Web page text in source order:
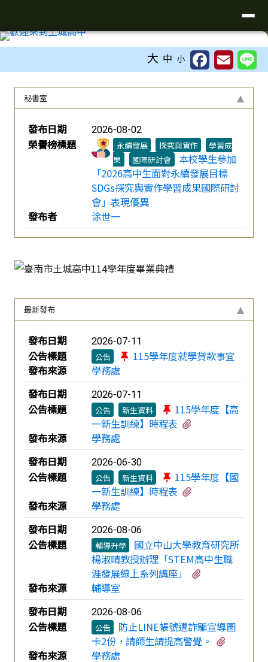
大 中 小
上中區域內容
秘書室
榮譽榜列表
發布日期 2026-08-02
榮譽榜標題 永續發展 探究與實作
學習成
果
國際研討會
本校學生參加
「2026高中生面對永續發展目標
SDGs探究與實作學習成果國際研討
會」表現優異
發布者
涂世一
最新發布
新聞列表
發布日期 2026-07-11
公告標題 公告
115學年度就學貸款事宜
發布來源
學務處
發布日期
2026-07-11
公告標題 公告 新生資料
115學年度【高
一新生訓練】時程表
發布來源
學務處
發布日期
2026-06-30
公告標題 公告 新生資料
115學年度【國
一新生訓練】時程表
發布來源
學務處
發布日期
2026-08-06
公告標題 輔導升學
國立中山大學教育研究所
楊淑晴教授辦理「STEM高中生職
涯發展線上系列講座」
發布來源
輔導室
發布日期
2026-08-06
公告標題 公告
防止LINE帳號遭詐騙宣導圖
卡2份，請師生請提高警覺。
發布來源
學務處